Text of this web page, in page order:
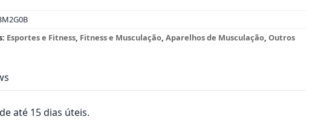
Esportes e Fitness, Fitness e Musculação,Aparelhos de Musculação,Outros
até 15 dias úteis.